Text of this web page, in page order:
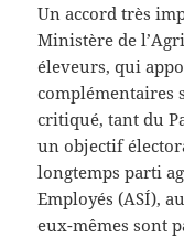
Un accord très
Ministère de
éleveurs, qui
complémentaires
critiqué, tant du
un objectif
longtemps parti
Employés (ASÍ),
eux-mêmes sont